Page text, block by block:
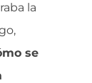
la
se